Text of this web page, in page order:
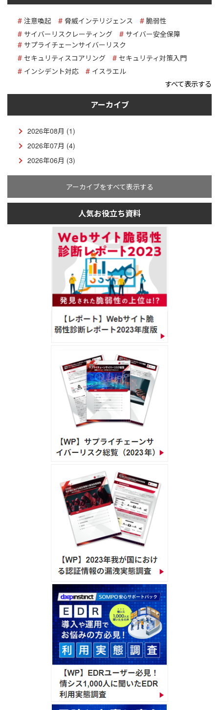
注意喚起 脅威インテリジェンス
脆弱性
サイバーリスクレーティング
サイバー安全保障
サプライチェーンサイバーリスク
セキュリティスコアリング
セキュリティ対策入門
インシデント対応
イスラエル
すべて表示する
アーカイブ
2026年08月 (1)
2026年07月 (4)
2026年06月 (3)
アーカイブをすべて表示する
人気お役立ち資料